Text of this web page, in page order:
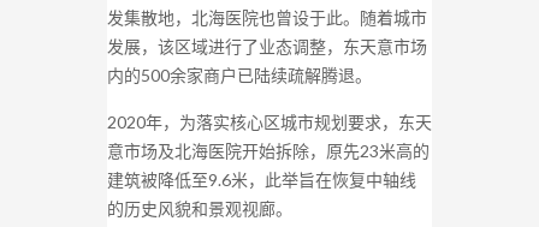
发集散地，北海医院也曾设于此。随着城市
发展，该区域进行了业态调整，东天意市场
内的500余家商户已陆续疏解腾退。
2020年，为落实核心区城市规划要求，东天
意市场及北海医院开始拆除，原先23米高的
建筑被降低至9.6米，此举旨在恢复中轴线
的历史风貌和景观视廊。